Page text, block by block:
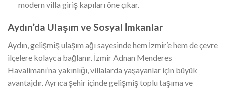
modern villa giriş kapıları öne çıkar.
Aydın’da Ulaşım ve Sosyal İmkanlar
Aydın, gelişmiş ulaşım ağı sayesinde hem İzmir’e hem de çevre
ilçelere kolayca bağlanır. İzmir Adnan Menderes
Havalimanı’na yakınlığı, villalarda yaşayanlar için büyük
avantajdır. Ayrıca şehir içinde gelişmiş toplu taşıma ve